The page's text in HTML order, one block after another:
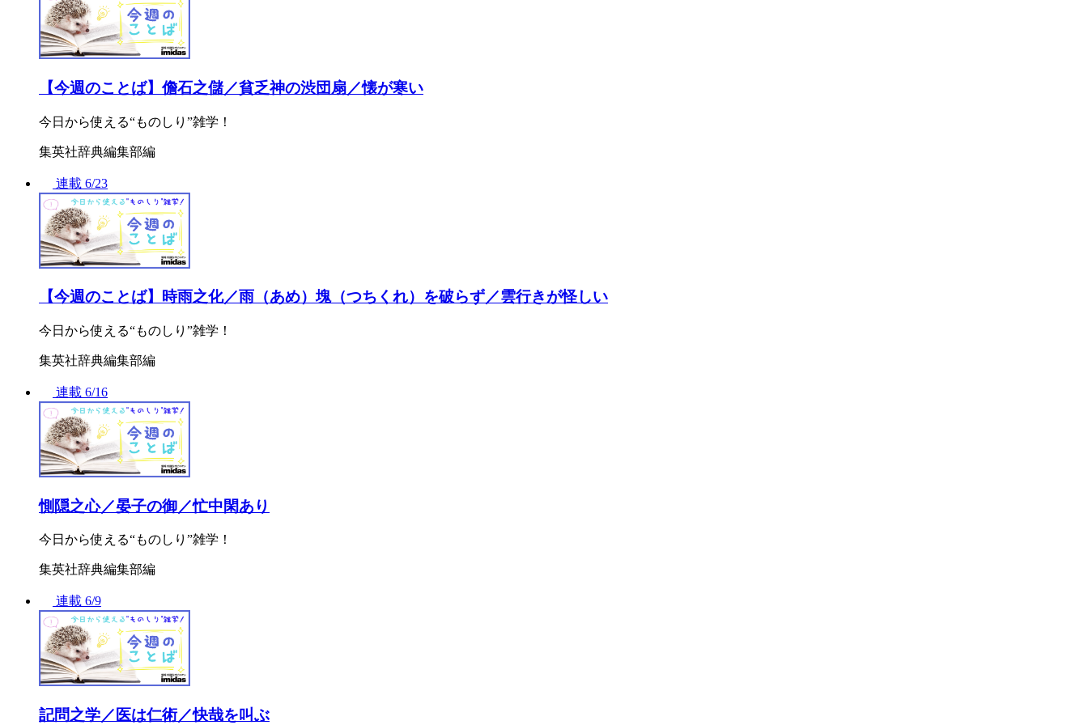
【今週のことば】儋石之儲／貧乏神の渋団扇／懐が寒い
今日から使える“ものしり”雑学！
集英社辞典編集部編
連載 6/23
【今週のことば】時雨之化／雨（あめ）塊（つちくれ）を破らず／雲行きが怪しい
今日から使える“ものしり”雑学！
集英社辞典編集部編
連載 6/16
惻隠之心／晏子の御／忙中閑あり
今日から使える“ものしり”雑学！
集英社辞典編集部編
連載 6/9
記問之学／医は仁術／快哉を叫ぶ